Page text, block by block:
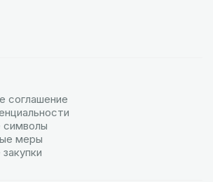
соглашение
символы
меры